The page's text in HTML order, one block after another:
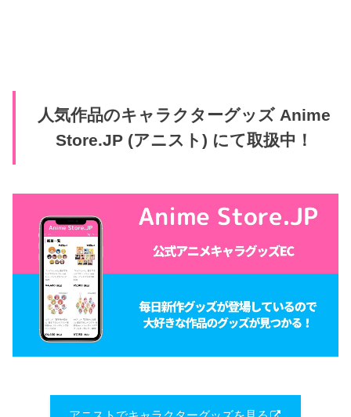
人気作品のキャラクターグッズ Anime
Store.JP (アニスト) にて取扱中！